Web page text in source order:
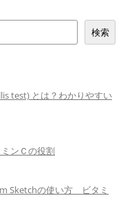
検索
test) とは？わかりやすい
ンＣの役割
Sketchの使い方 ビタミ